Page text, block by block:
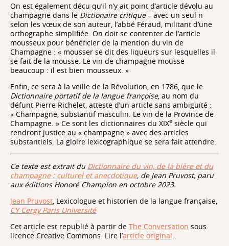
On est également déçu qu’il n’y ait point d’article dévolu au
champagne dans le Dictionaire critique– avec un seul n
selon les vœux de son auteur, l’abbé Féraud, militant d’une
orthographe simplifiée. On doit se contenter de l’article
mousseux pour bénéficier de la mention du vin de
Champagne : « mousser se dit des liqueurs sur lesquelles il
se fait de la mousse. Le vin de champagne mousse
beaucoup : il est bien mousseux. »
Enfin, ce sera à la veille de la Révolution, en 1786, que le
Dictionnaire portatif de la langue françoise, au nom du
défunt Pierre Richelet, atteste d’un article sans ambiguïté :
« Champagne, substantif masculin. Le vin de la Province de
Champagne. » Ce sont les dictionnaires du XIXe siècle qui
rendront justice au « champagne » avec des articles
substantiels. La gloire lexicographique se sera fait attendre.
Ce texte est extrait du Dictionnaire du vin, de la bière et du
champagne : culturel et anecdotique, de Jean Pruvost, paru
aux éditions Honoré Champion en octobre 2023.
Jean Pruvost , Lexicologue et historien de la langue française,
CY Cergy Paris Université
Cet article est republié à partir de The Conversation sous
licence Creative Commons. Lire l’article original